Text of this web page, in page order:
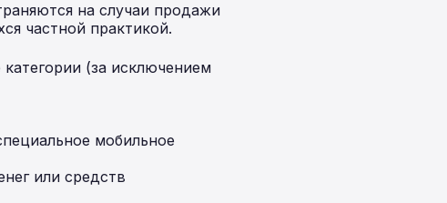
на случаи продажи
частной практикой.
(за исключением
мобильное
или средств